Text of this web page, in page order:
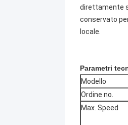
direttamente
conservato
locale.
Parametri
Modello
Ordine no.
Max. Speed